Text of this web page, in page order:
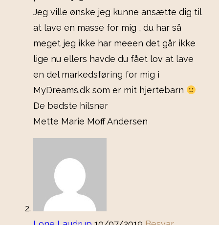
Jeg ville ønske jeg kunne ansætte dig til
at lave en masse for mig , du har så
meget jeg ikke har meeen det går ikke
lige nu ellers havde du fået lov at lave
en del markedsføring for mig i
MyDreams.dk som er mit hjertebarn
De bedste hilsner
Mette Marie Moff Andersen